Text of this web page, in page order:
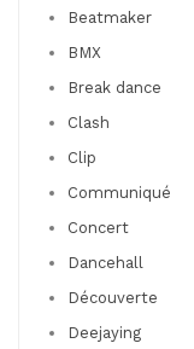
Beatmaker
BMX
Break dance
Clash
Clip
Communiqué
Concert
Dancehall
Découverte
Deejaying